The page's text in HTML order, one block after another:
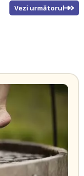
Vezi următorul